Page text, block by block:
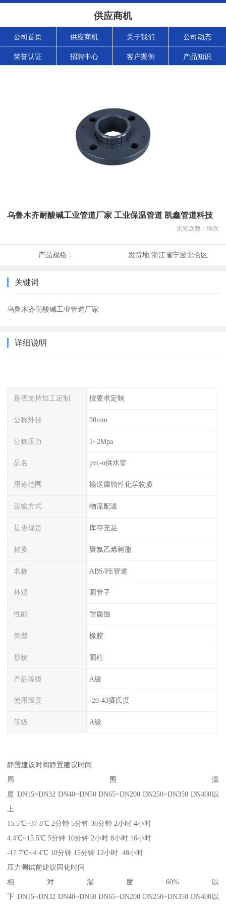
供应商机
公司首页 供应商机 关于我们 公司动态
荣誉认证 招聘中心 客户案例 产品知识
乌鲁木齐耐酸碱工业管道厂家 工业保温管道 凯鑫管道科技
浏览次数： 96次
产品规格： 发货地:浙江省宁波北仑区
关键词
乌鲁木齐耐酸碱工业管道厂家
详细说明
是否支持加工定制 按要求定制
公称外径 90mm
公称压力 1~2Mpa
品名 pvc-u供水管
用途范围 输送腐蚀性化学物质
运输方式 物流配送
是否现货 库存充足
材质 聚氯乙烯树脂
名称 ABS/PE管道
外观 圆管子
性能 耐腐蚀
类型 橡胶
形状 圆柱
产品等级 A级
使用温度 -20-43摄氏度
等级 A级
静置建议时间静置建议时间
周围温
度 DN15~DN32 DN40~DN50 DN65~DN200 DN250~DN350 DN400以
上
15.5℃~37.8℃ 2分钟 5分钟 30分钟 2小时 4小时
4.4℃~15.5℃ 5分钟 10分钟 2小时 8小时 16小时
-17.7℃~4.4℃ 10分钟 15分钟 12小时 48小时
压力测试前建议固化时间
相对湿度60%以
下 DN15~DN32 DN40~DN50 DN65~DN200 DN250~DN350 DN400以